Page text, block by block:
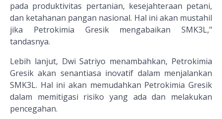
pada produktivitas pertanian, kesejahteraan petani,
dan ketahanan pangan nasional. Hal ini akan mustahil
jika Petrokimia Gresik mengabaikan SMK3L,"
tandasnya.
Lebih lanjut, Dwi Satriyo menambahkan, Petrokimia
Gresik akan senantiasa inovatif dalam menjalankan
SMK3L. Hal ini akan memudahkan Petrokimia Gresik
dalam memitigasi risiko yang ada dan melakukan
pencegahan.